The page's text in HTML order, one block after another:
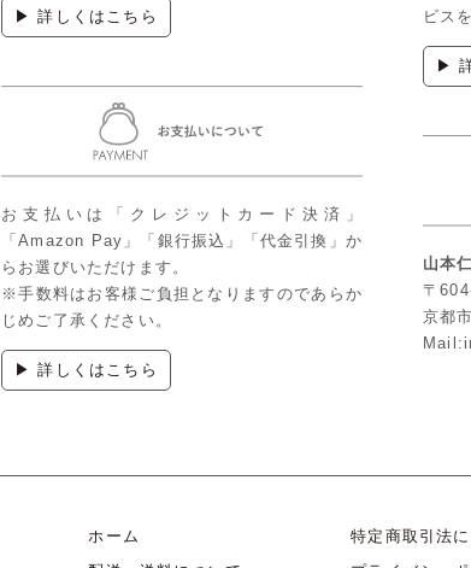
▶ 詳しくはこちら
お支払いは「クレジットカード決済」
「Amazon Pay」「銀行振込」「代金引換」か
らお選びいただけます。
※手数料はお客様ご負担となりますのであらか
じめご了承ください。
▶ 詳しくはこちら
ビス
▶
山本
〒
京都
ホーム
特定商取引法